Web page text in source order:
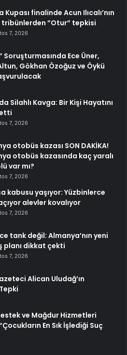
Kupası finalinde Acun Ilıcalı’nın
tribünlerden ”Otur” tepkisi
7, 2026
Ece Üner,
Gökhan Özoğuz ve Öykü
Silahlı Kavga: Bir Kişi Hayatını
7, 2026
otobüs kazası SON DAKİKA!
otobüs kazasında kaç yaralı
var mı?
7, 2026
kabusu yaşıyor: Yüzbinlerce
alevler kovalıyor
7, 2026
tank değil: Almanya’nın yeni
planı dikkat çekti
7, 2026
Alican Uludağ’ın
ve Mağdur Hizmetleri
En Sık İşlediği Suç